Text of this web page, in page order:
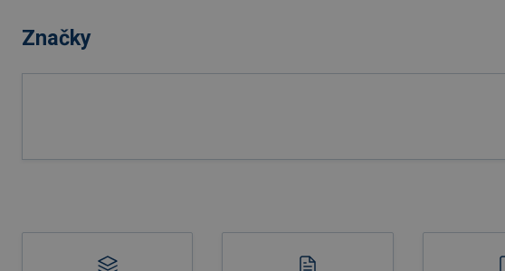
Značky